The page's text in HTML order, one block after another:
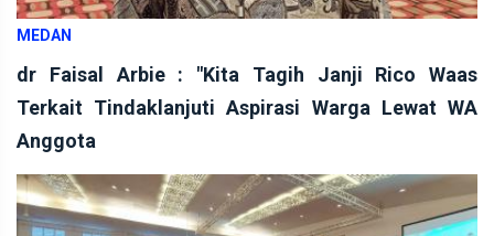
MEDAN
dr Faisal Arbie : "Kita Tagih Janji Rico Waas
Terkait Tindaklanjuti Aspirasi Warga Lewat WA
Anggota